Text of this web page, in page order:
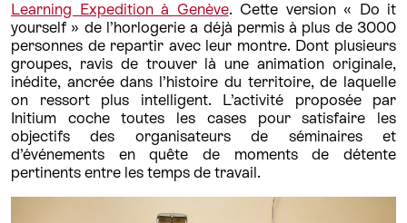
Learning Expedition à Genève. Cette version « Do it
yourself » de l’horlogerie a déjà permis à plus de 3000
personnes de repartir avec leur montre. Dont plusieurs
groupes, ravis de trouver là une animation originale,
inédite, ancrée dans l’histoire du territoire, de laquelle
on ressort plus intelligent. L’activité proposée par
Initium coche toutes les cases pour satisfaire les
objectifs des organisateurs de séminaires et
d’événements en quête de moments de détente
pertinents entre les temps de travail.